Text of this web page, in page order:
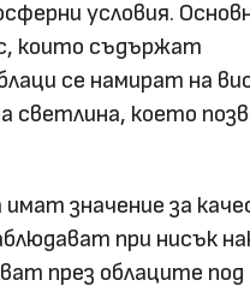
условия.
които съдържат
се намират на
светлина, което
значение за
при нисък
през облаците под